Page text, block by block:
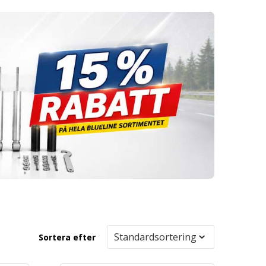
Sortera efter